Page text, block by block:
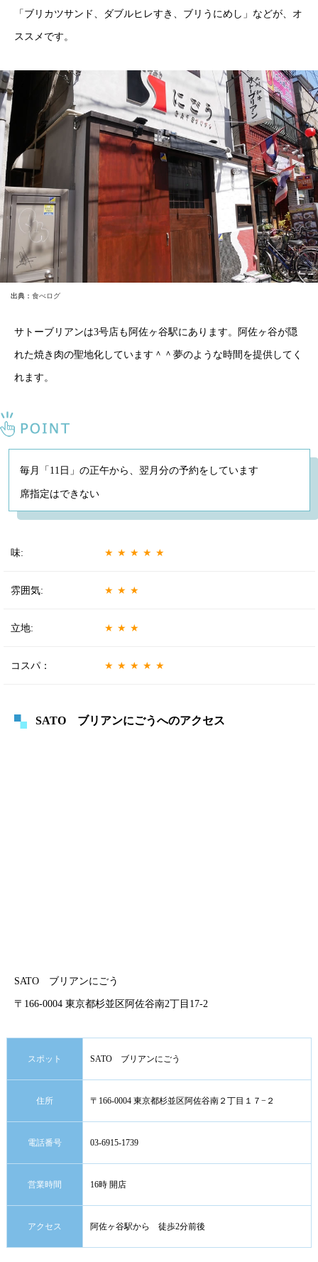
「ブリカツサンド、ダブルヒレすき、ブリうにめし」などが、オ
ススメです。
出典： 食べログ
サトーブリアンは3号店も阿佐ヶ谷駅にあります。阿佐ヶ谷が隠
れた焼き肉の聖地化しています＾＾夢のような時間を提供してく
れます。
毎月「11日」の正午から、翌月分の予約をしています
席指定はできない
味: ★★★★★
雰囲気: ★★★
立地: ★★★
コスパ： ★★★★★
SATO ブリアンにごうへのアクセス
SATO ブリアンにごう
〒166-0004 東京都杉並区阿佐谷南2丁目17-2
スポット SATO ブリアンにごう
住所 〒166-0004 東京都杉並区阿佐谷南２丁目１７−２
電話番号 03-6915-1739
営業時間 16時 開店
アクセス 阿佐ヶ谷駅から 徒歩2分前後